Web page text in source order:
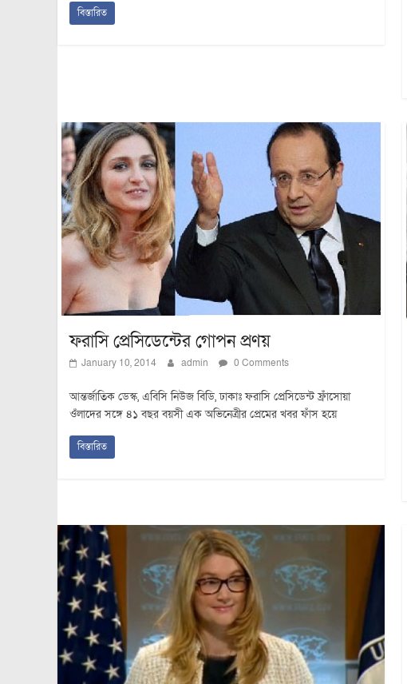
বিস্তারিত
ফরাসি প্রেসিডেন্টের গোপন প্রণয়
January 10, 2014 admin 0 Comments
আন্তর্জাতিক ডেস্ক, এবিসি নিউজ বিডি, ঢাকাঃ ফরাসি প্রেসিডেন্ট ফ্রাঁসোয়া
ওঁলাদের সঙ্গে ৪১ বছর বয়সী এক অভিনেত্রীর প্রেমের খবর ফাঁস হয়ে
বিস্তারিত